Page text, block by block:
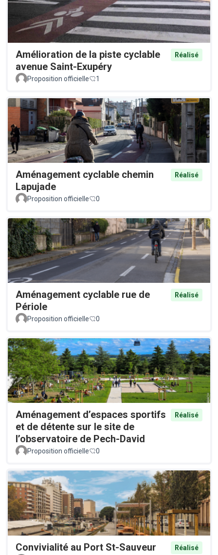
Amélioration de la piste cyclable
avenue Saint-Exupéry
Réalisé
Proposition officielle 1
Aménagement cyclable chemin
Lapujade
Réalisé
Proposition officielle 0
Aménagement cyclable rue de
Périole
Réalisé
Proposition officielle 0
Aménagement d’espaces sportifs
et de détente sur le site de
l’observatoire de Pech-David
Réalisé
Proposition officielle 0
Convivialité au Port St-Sauveur
Réalisé